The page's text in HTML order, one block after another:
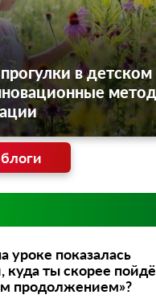
в детском
уроке показалась
куда ты скорее
продолжением»?